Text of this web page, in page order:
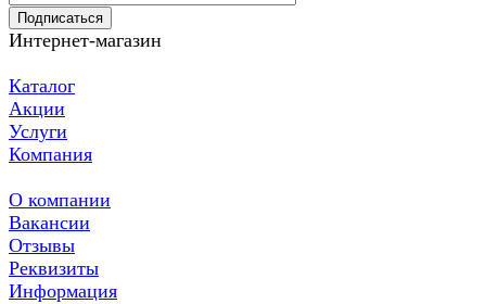
Подписаться
Интернет-магазин
Каталог
Акции
Услуги
Компания
О компании
Вакансии
Отзывы
Реквизиты
Информация